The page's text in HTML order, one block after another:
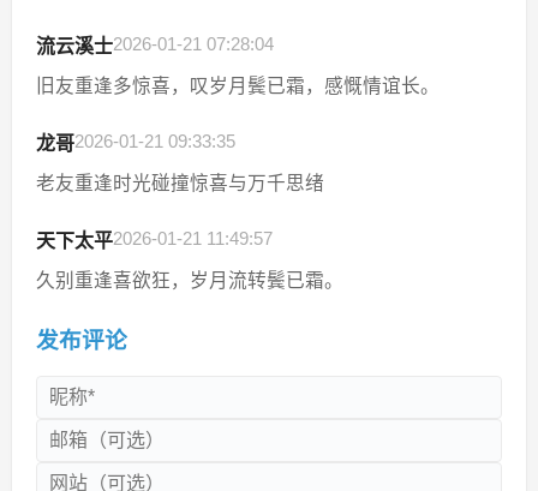
流云溪士2026-01-21 07:28:04
旧友重逢多惊喜，叹岁月鬓已霜，感慨情谊长。
龙哥2026-01-21 09:33:35
老友重逢时光碰撞惊喜与万千思绪
天下太平2026-01-21 11:49:57
久别重逢喜欲狂，岁月流转鬓已霜。
发布评论